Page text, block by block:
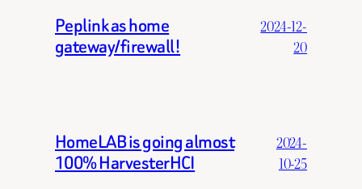
Peplink as home
gateway/firewall!
2024-12-
20
HomeLAB is going almost
100% HarvesterHCI
2024-
10-25